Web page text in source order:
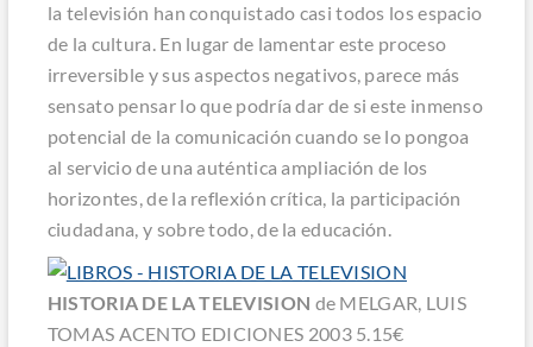
la televisión han conquistado casi todos los espacio
de la cultura. En lugar de lamentar este proceso
irreversible y sus aspectos negativos, parece más
sensato pensar lo que podría dar de si este inmenso
potencial de la comunicación cuando se lo pongoa
al servicio de una auténtica ampliación de los
horizontes, de la reflexión crítica, la participación
ciudadana, y sobre todo, de la educación.
HISTORIA DE LA TELEVISION de MELGAR, LUIS
TOMAS ACENTO EDICIONES 2003 5.15€